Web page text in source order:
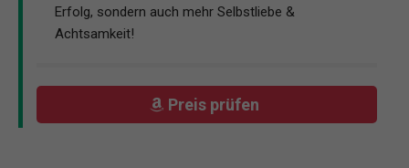
Erfolg, sondern auch mehr Selbstliebe &
Achtsamkeit!
Preis prüfen